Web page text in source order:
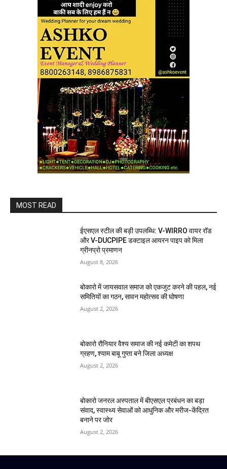
MOST READ
ईएसएल स्टील की बड़ी उपलब्धि: V-WIRRO वायर रॉड
और V-DUCPIPE डक्टाइल आयरन पाइप को मिला
ग्रीनप्रो प्रमाणन
August 8, 2026
बोकारो में जायसवाल समाज को एकजुट करने की पहल, नई
समितियों का गठन, सावन महोत्सव की घोषणा
August 2, 2026
बोकारो रौनियार वैश्य समाज की नई कमेटी का शपथ
ग्रहण, श्याम बाबू गुप्ता बने जिला अध्यक्ष
August 2, 2026
बोकारो जनरल अस्पताल में बीएसएल प्रबंधन का बड़ा
संवाद, स्वास्थ्य सेवाओं को आधुनिक और मरीज-केंद्रित
बनाने पर जोर
August 2, 2026